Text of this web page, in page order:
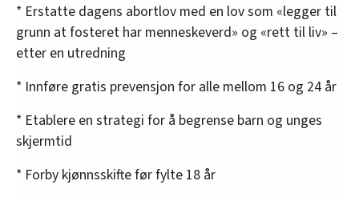
* Erstatte dagens abortlov med en lov som «legger til
grunn at fosteret har menneskeverd» og «rett til liv» –
etter en utredning
* Innføre gratis prevensjon for alle mellom 16 og 24 år
* Etablere en strategi for å begrense barn og unges
skjermtid
* Forby kjønnsskifte før fylte 18 år